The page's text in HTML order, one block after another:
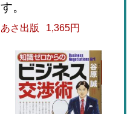
す。
あさ出版 1,365円